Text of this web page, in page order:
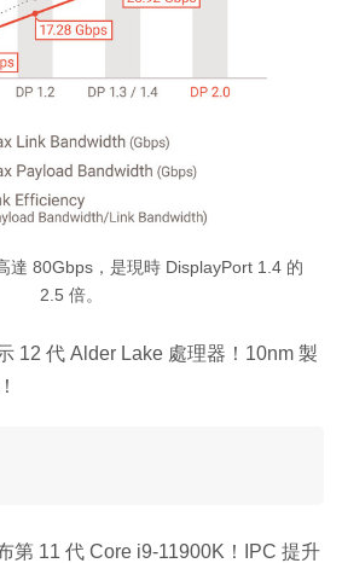
達 80Gbps，是現時 DisplayPort 1.4 的
2.5 倍。
12 代 Alder Lake 處理器！10nm 製
第 11 代 Core i9-11900K！IPC 提升